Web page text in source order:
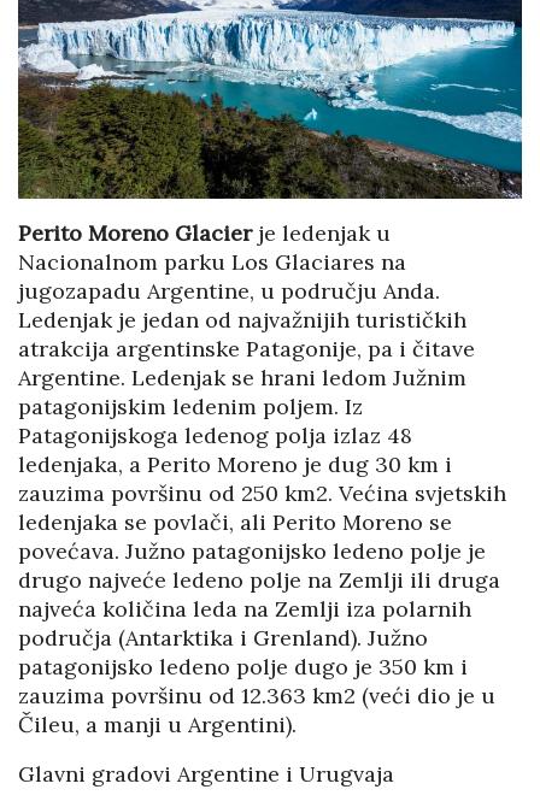
Perito Moreno Glacier je ledenjak u
Nacionalnom parku Los Glaciares na
jugozapadu Argentine, u području Anda.
Ledenjak je jedan od najvažnijih turističkih
atrakcija argentinske Patagonije, pa i čitave
Argentine. Ledenjak se hrani ledom Južnim
patagonijskim ledenim poljem. Iz
Patagonijskoga ledenog polja izlaz 48
ledenjaka, a Perito Moreno je dug 30 km i
zauzima površinu od 250 km2. Većina svjetskih
ledenjaka se povlači, ali Perito Moreno se
povećava. Južno patagonijsko ledeno polje je
drugo najveće ledeno polje na Zemlji ili druga
najveća količina leda na Zemlji iza polarnih
područja (Antarktika i Grenland). Južno
patagonijsko ledeno polje dugo je 350 km i
zauzima površinu od 12.363 km2 (veći dio je u
Čileu, a manji u Argentini).
Glavni gradovi Argentine i Urugvaja